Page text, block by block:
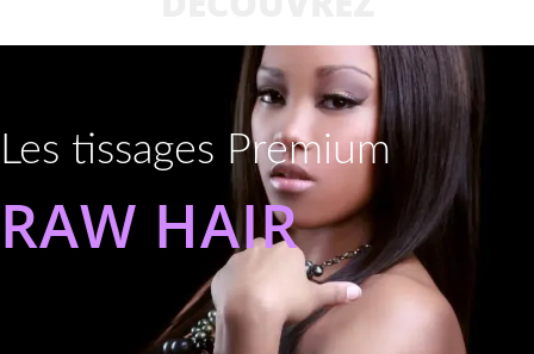
Les tissages Premium
RAW HAIR